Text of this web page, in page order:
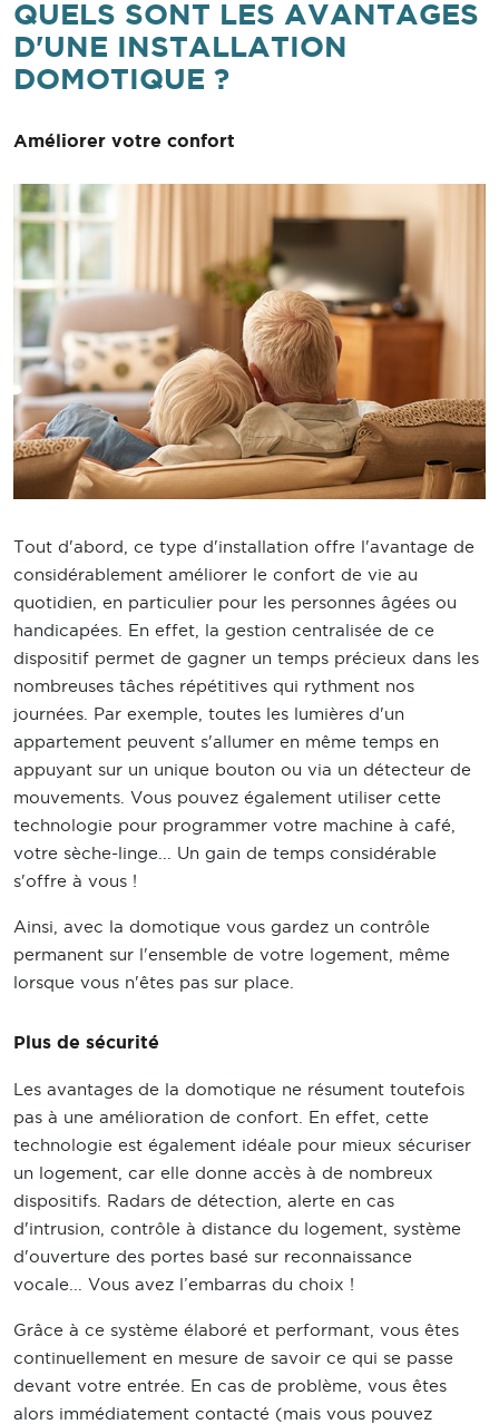
QUELS SONT LES AVANTAGES
D'UNE INSTALLATION
DOMOTIQUE ?
Améliorer votre confort
Tout d'abord, ce type d'installation offre l'avantage de
considérablement améliorer le confort de vie au
quotidien, en particulier pour les personnes âgées ou
handicapées. En effet, la gestion centralisée de ce
dispositif permet de gagner un temps précieux dans les
nombreuses tâches répétitives qui rythment nos
journées. Par exemple, toutes les lumières d'un
appartement peuvent s'allumer en même temps en
appuyant sur un unique bouton ou via un détecteur de
mouvements. Vous pouvez également utiliser cette
technologie pour programmer votre machine à café,
votre sèche-linge... Un gain de temps considérable
s'offre à vous !
Ainsi, avec la domotique vous gardez un contrôle
permanent sur l'ensemble de votre logement, même
lorsque vous n'êtes pas sur place.
Plus de sécurité
Les avantages de la domotique ne résument toutefois
pas à une amélioration de confort. En effet, cette
technologie est également idéale pour mieux sécuriser
un logement, car elle donne accès à de nombreux
dispositifs. Radars de détection, alerte en cas
d'intrusion, contrôle à distance du logement, système
d'ouverture des portes basé sur reconnaissance
vocale... Vous avez l’embarras du choix !
Grâce à ce système élaboré et performant, vous êtes
continuellement en mesure de savoir ce qui se passe
devant votre entrée. En cas de problème, vous êtes
alors immédiatement contacté (mais vous pouvez